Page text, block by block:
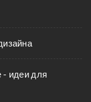
- идеи для